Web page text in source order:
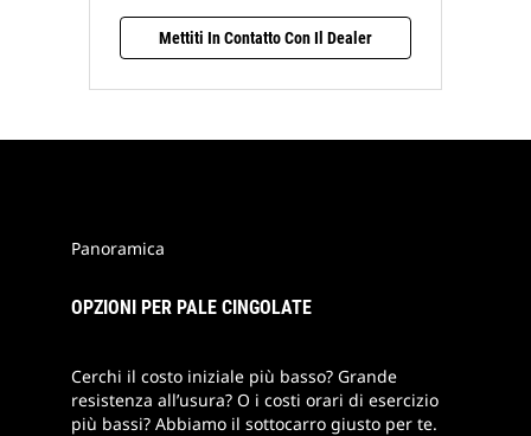
Mettiti In Contatto Con Il Dealer
Panoramica
OPZIONI PER PALE CINGOLATE
Cerchi il costo iniziale più basso? Grande
resistenza all’usura? O i costi orari di esercizio
più bassi? Abbiamo il sottocarro giusto per te.